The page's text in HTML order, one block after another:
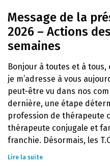
Message de la
2026 – Actions
semaines
Bonjour à toutes et à tous,
je m’adresse à vous
peut-être vu dans nos
dernière, une étape
profession de thérapeute
thérapeute conjugale et
franchie. Désormais, les
Lire la suite